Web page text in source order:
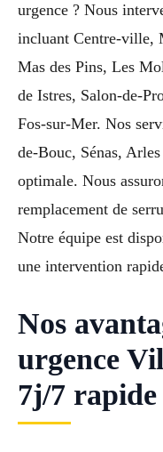
urgence ? Nous
incluant Centre-ville,
Mas des Pins, Les
de Istres, Salon-de-
Fos-sur-Mer. Nos
de-Bouc, Sénas,
optimale. Nous
remplacement de
Notre équipe est
une intervention
Nos
urgence
7j/7 rapide